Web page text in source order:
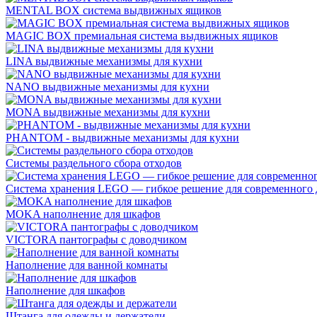
MENTAL BOX система выдвижных ящиков
MAGIC BOX премиальная система выдвижных ящиков
LINA выдвижные механизмы для кухни
NANO выдвижные механизмы для кухни
MONA выдвижные механизмы для кухни
PHANTOM - выдвижные механизмы для кухни
Системы раздельного сбора отходов
Система хранения LEGO — гибкое решение для современного
MOKA наполнение для шкафов
VICTORA пантографы с доводчиком
Наполнение для ванной комнаты
Наполнение для шкафов